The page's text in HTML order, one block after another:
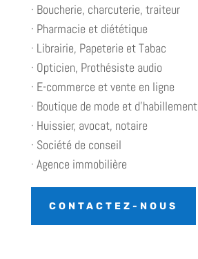
· Boucherie, charcuterie, traiteur
· Pharmacie et diététique
· Librairie, Papeterie et Tabac
· Opticien, Prothésiste audio
· E-commerce et vente en ligne
· Boutique de mode et d’habillement
· Huissier, avocat, notaire
· Société de conseil
· Agence immobilière
CONTACTEZ-NOUS